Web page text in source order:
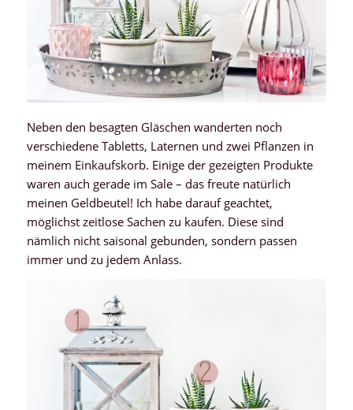
Neben den besagten Gläschen wanderten noch
verschiedene Tabletts, Laternen und zwei Pflanzen in
meinem Einkaufskorb. Einige der gezeigten Produkte
waren auch gerade im Sale – das freute natürlich
meinen Geldbeutel! Ich habe darauf geachtet,
möglichst zeitlose Sachen zu kaufen. Diese sind
nämlich nicht saisonal gebunden, sondern passen
immer und zu jedem Anlass.